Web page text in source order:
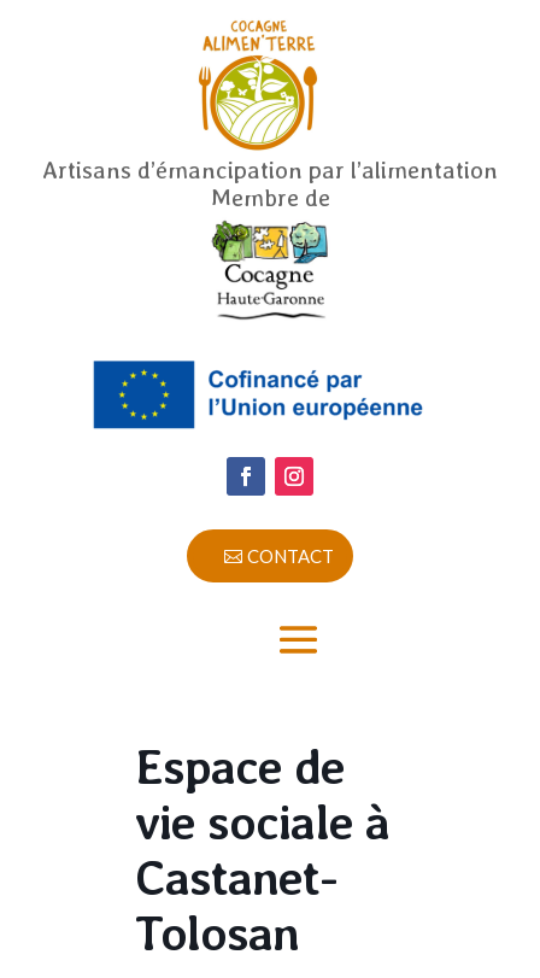
Artisans d’émancipation par l’alimentation
Membre de
CONTACT
Espace de
vie sociale à
Castanet-
Tolosan